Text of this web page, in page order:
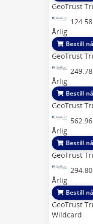
GeoTrust
124.58
Årlig
Bestill nå
GeoTrust
249.78
Årlig
Bestill nå
GeoTrust
562.96
Årlig
Bestill nå
GeoTrust
294.80
Årlig
Bestill nå
GeoTrust
Wildcard